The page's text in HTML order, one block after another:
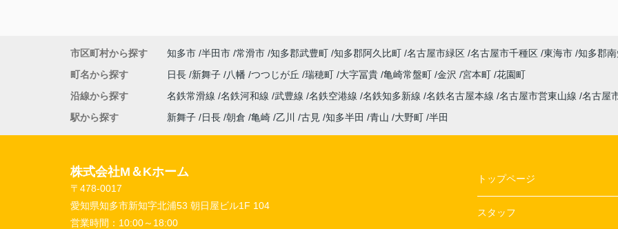
市区町村から探す 知多市 半田市 常滑市 知多郡武豊町 知多郡阿久比町 名古屋市緑区 名古屋市千種区 東海市 知多郡
町名から探す
日長 新舞子 八幡 つつじが丘 瑞穂町 大字冨貴 亀崎常盤町 金沢 宮本町 花園町
沿線から探す
名鉄常滑線 名鉄河和線 武豊線 名鉄空港線 名鉄知多新線 名鉄名古屋本線 名古屋市営東山線 名古屋
駅から探す
新舞子 日長 朝倉 亀崎 乙川 古見 知多半田 青山 大野町 半田
株式会社M＆Kホーム
〒478-0017
愛知県知多市新知字北浦53 朝日屋ビル1F 104
営業時間： 10:00～18:00
トップページ
スタッフ